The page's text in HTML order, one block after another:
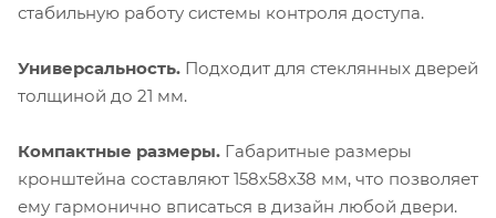
стабильную работу системы контроля доступа.
Универсальность. Подходит для стеклянных дверей
толщиной до 21 мм.
Компактные размеры. Габаритные размеры
кронштейна составляют 158х58х38 мм, что позволяет
ему гармонично вписаться в дизайн любой двери.